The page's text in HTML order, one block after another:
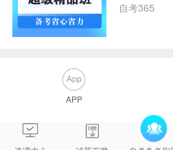
自考365
APP